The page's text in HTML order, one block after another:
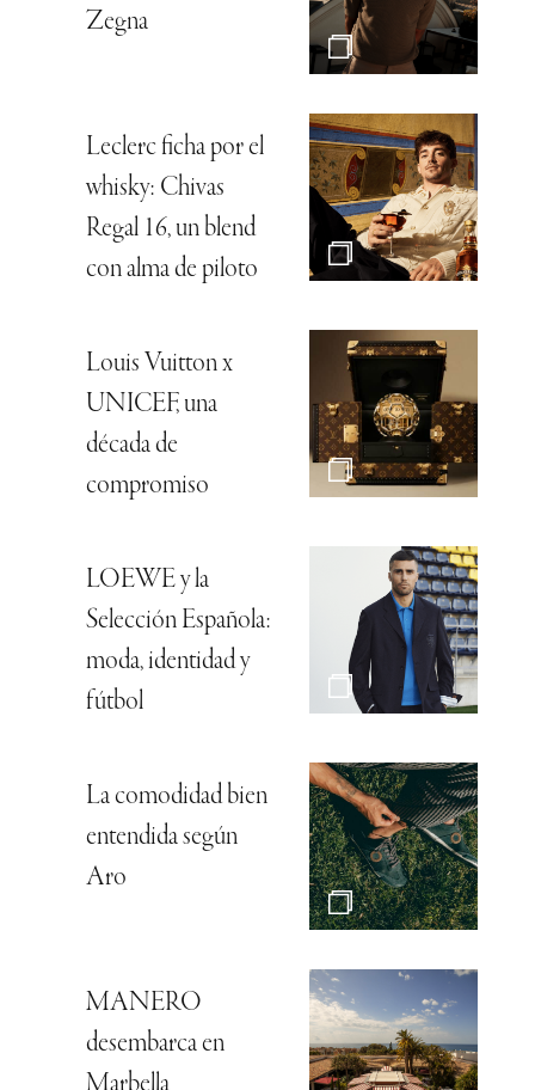
Zegna
Leclerc ficha por el
whisky: Chivas
Regal 16, un blend
con alma de piloto
Louis Vuitton x
UNICEF, una
década de
compromiso
LOEWE y la
Selección Española:
moda, identidad y
fútbol
La comodidad bien
entendida según
Aro
MANERO
desembarca en